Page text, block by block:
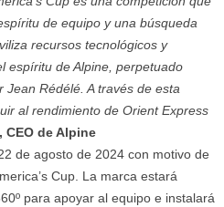
de equipo y una búsqueda
recursos tecnológicos y
espíritu de Alpine, perpetuado
Rédélé. A través de esta
al rendimiento de Orient Express
CEO de Alpine
de agosto de 2024 con motivo de
Cup. La marca estará
para apoyar al equipo e instalará